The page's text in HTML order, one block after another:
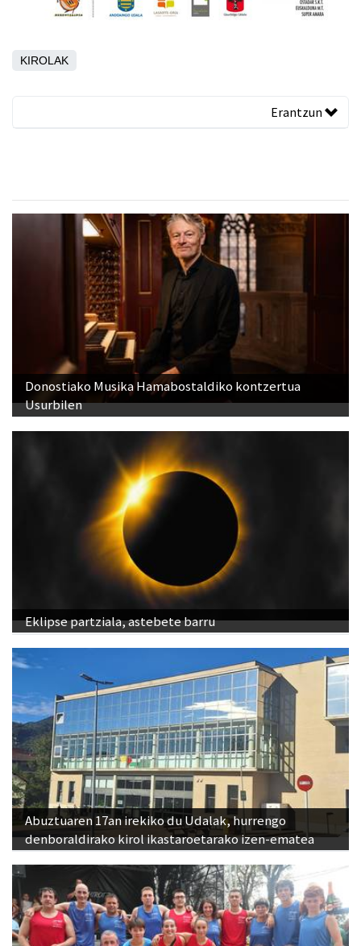
KIROLAK
Erantzun
Donostiako Musika Hamabostaldiko kontzertua
Usurbilen
Eklipse partziala, astebete barru
Abuztuaren 17an irekiko du Udalak, hurrengo
denboraldirako kirol ikastaroetarako izen-ematea